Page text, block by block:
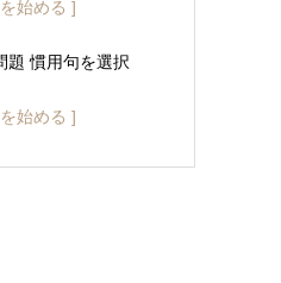
始める ]
題 慣用句を選択
始める ]